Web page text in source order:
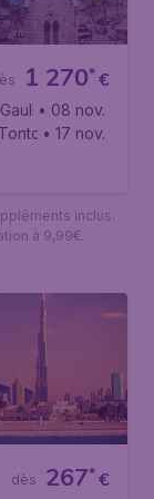
€
1 270*
• 08 nov.
- NWWW
• 17 nov.
inclus.
à 9,99€.
€
267*
dès